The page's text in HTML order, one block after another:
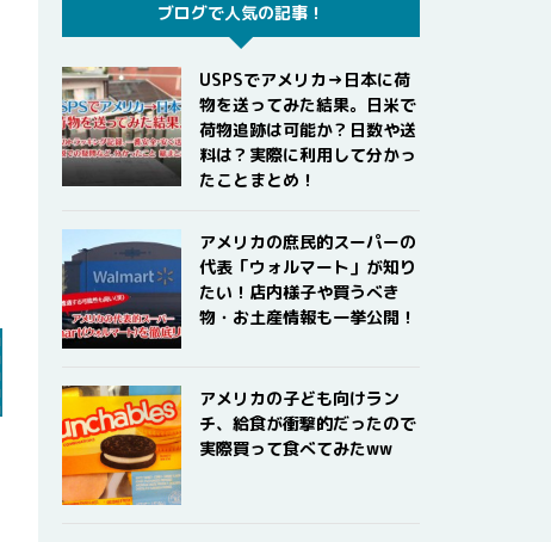
ブログで人気の記事！
USPSでアメリカ→日本に荷
物を送ってみた結果。日米で
荷物追跡は可能か？日数や送
料は？実際に利用して分かっ
たことまとめ！
アメリカの庶民的スーパーの
代表「ウォルマート」が知り
たい！店内様子や買うべき
物・お土産情報も一挙公開！
アメリカの子ども向けラン
チ、給食が衝撃的だったので
実際買って食べてみたww